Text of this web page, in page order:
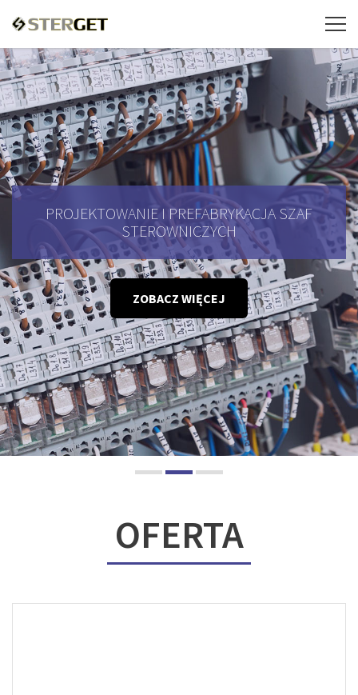
PROJEKTOWANIE I PREFABRYKACJA SZAF
STEROWNICZYCH
ZOBACZ WIĘCEJ
OFERTA